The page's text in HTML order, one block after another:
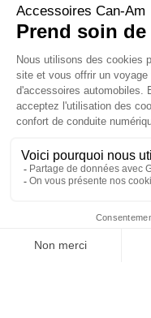
ACCESSOIRES CAN-AM
Le site d'accessoires Can-
pour équiper votre véhicule 3